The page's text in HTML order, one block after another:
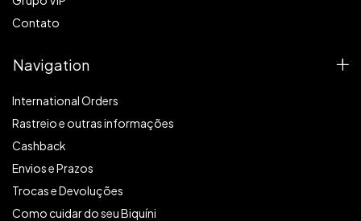
Contato
Navigation
International Orders
Rastreio e outras informações
Cashback
Envios e Prazos
Trocas e Devoluções
Como cuidar do seu Biquíni